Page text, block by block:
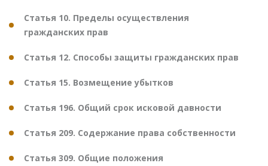
Статья 10. Пределы осуществления
гражданских прав
Статья 12. Способы защиты гражданских прав
Статья 15. Возмещение убытков
Статья 196. Общий срок исковой давности
Статья 209. Содержание права собственности
Статья 309. Общие положения